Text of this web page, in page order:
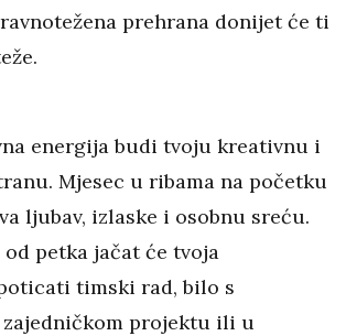
prehrana donijet će ti
energija budi tvoju kreativnu i
Mjesec u ribama na početku
ljubav, izlaske i osobnu sreću.
petka jačat će tvoja
timski rad, bilo s
projektu ili u